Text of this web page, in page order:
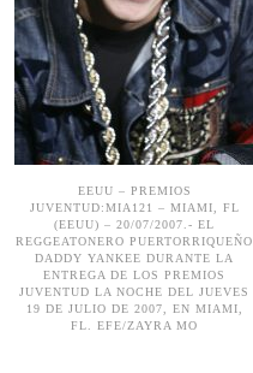
EEUU – PREMIOS
JUVENTUD:MIA121 – MIAMI, FL
(EEUU) – 20/07/2007.- EL
REGGEATONERO PUERTORRIQUEÑO
DADDY YANKEE DURANTE LA
ENTREGA DE LOS PREMIOS
JUVENTUD LA NOCHE DEL JUEVES
19 DE JULIO DE 2007, EN MIAMI,
FL. EFE/ZAYRA MO